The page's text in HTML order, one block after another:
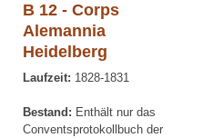
B 12 - Corps
Alemannia
Heidelberg
Laufzeit: 1828-1831
Bestand: Enthält nur das
Conventsprotokollbuch der